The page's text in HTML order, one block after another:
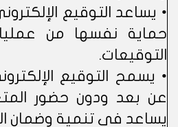
• يساعد التوقيع
حماية نفسها من
التوقيعات.
• يسمح التوقيع
عن بعد ودون حضور
يساعد في تنمية وضمان